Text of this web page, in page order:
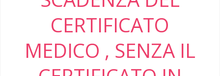
CERTIFICATO
MEDICO , SENZA IL